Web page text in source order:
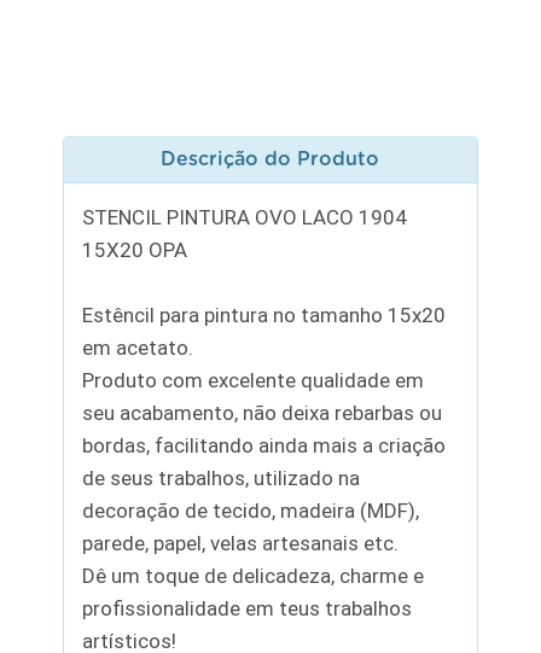
Descrição do Produto
STENCIL PINTURA OVO LACO 1904
15X20 OPA
Estêncil para pintura no tamanho 15x20
em acetato.
Produto com excelente qualidade em
seu acabamento, não deixa rebarbas ou
bordas, facilitando ainda mais a criação
de seus trabalhos, utilizado na
decoração de tecido, madeira (MDF),
parede, papel, velas artesanais etc.
Dê um toque de delicadeza, charme e
profissionalidade em teus trabalhos
artísticos!